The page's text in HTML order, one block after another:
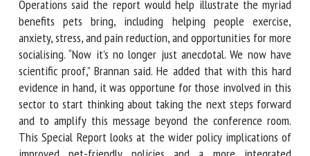
Jamie Brannan, Zoetis Executive Vice President and Group
President of International Operations said the report
would help illustrate the myriad benefits pets bring,
including helping people exercise, anxiety, stress, and pain
reduction, and opportunities for more socialising. “Now it’s
no longer just anecdotal. We now have scientific proof,”
Brannan said. He added that with this hard evidence in
hand, it was opportune for those involved in this sector to
start thinking about taking the next steps forward and to